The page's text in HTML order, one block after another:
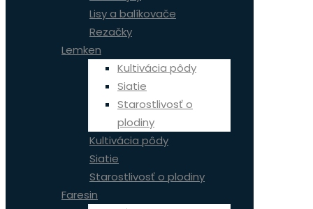
Lisy a balíkovače
Rezačky
Lemken
Kultivácia pôdy
Siatie
Starostlivosť o
plodiny
Kultivácia pôdy
Siatie
Starostlivosť o plodiny
Faresin